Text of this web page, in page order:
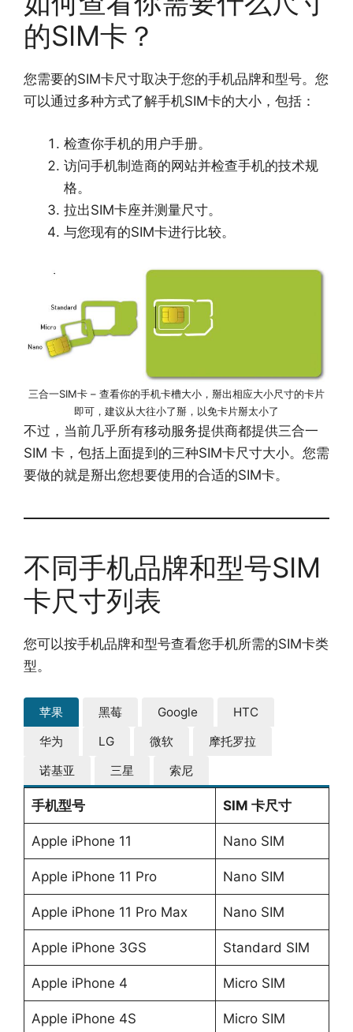
的SIM卡？
您需要的SIM卡尺寸取决于您的手机品牌和型号。您
可以通过多种方式了解手机SIM卡的大小，包括：
检查你手机的用户手册。
访问手机制造商的网站并检查手机的技术规
格。
拉出SIM卡座并测量尺寸。
与您现有的SIM卡进行比较。
三合一SIM卡 – 查看你的手机卡槽大小，掰出相应大小尺寸的卡片
即可，建议从大往小了掰，以免卡片掰太小了
不过，当前几乎所有移动服务提供商都提供三合一
SIM 卡，包括上面提到的三种SIM卡尺寸大小。您需
要做的就是掰出您想要使用的合适的SIM卡。
不同手机品牌和型号SIM
卡尺寸列表
您可以按手机品牌和型号查看您手机所需的SIM卡类
型。
苹果 黑莓 Google
HTC
华为
LG 微软
摩托罗拉
诺基亚
三星 索尼
手机型号 SIM 卡尺寸
Apple iPhone 11 Nano SIM
Apple iPhone 11 Pro Nano SIM
Apple iPhone 11 Pro Max Nano SIM
Apple iPhone 3GS Standard SIM
Apple iPhone 4 Micro SIM
Apple iPhone 4S Micro SIM